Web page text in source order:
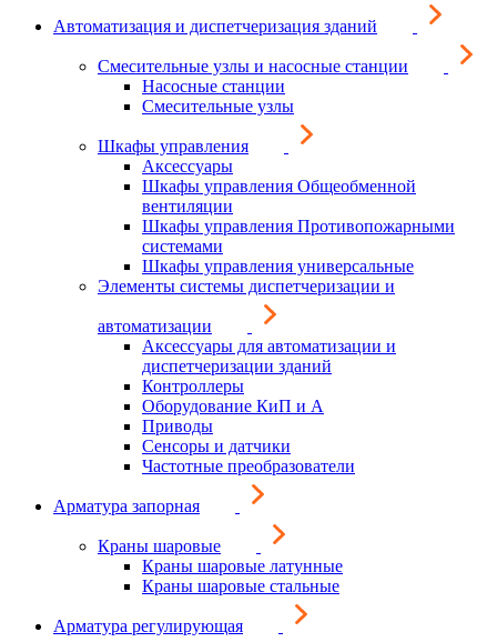
Автоматизация и диспетчеризация зданий
Смесительные узлы и насосные станции
Насосные станции
Смесительные узлы
Шкафы управления
Аксессуары
Шкафы управления Общеобменной
вентиляции
Шкафы управления Противопожарными
системами
Шкафы управления универсальные
Элементы системы диспетчеризации и
автоматизации
Аксессуары для автоматизации и
диспетчеризации зданий
Контроллеры
Оборудование КиП и А
Приводы
Сенсоры и датчики
Частотные преобразователи
Арматура запорная
Краны шаровые
Краны шаровые латунные
Краны шаровые стальные
Арматура регулирующая